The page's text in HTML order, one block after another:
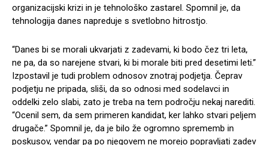
organizacijski krizi in je tehnološko zastarel. Spomnil je, da
tehnologija danes napreduje s svetlobno hitrostjo.
“Danes bi se morali ukvarjati z zadevami, ki bodo čez tri leta,
ne pa, da so narejene stvari, ki bi morale biti pred desetimi leti.”
Izpostavil je tudi problem odnosov znotraj podjetja. Čeprav
podjetju ne pripada, sliši, da so odnosi med sodelavci in
oddelki zelo slabi, zato je treba na tem področju nekaj narediti.
“Ocenil sem, da sem primeren kandidat, ker lahko stvari peljem
drugače.” Spomnil je, da je bilo že ogromno sprememb in
poskusov, vendar pa po njegovem ne morejo popravljati zadev